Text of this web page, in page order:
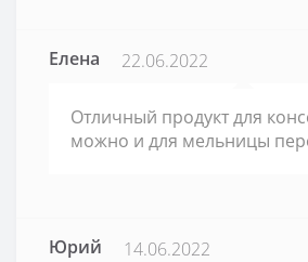
Елена 22.06.2022
Отличный продукт для
можно и для мельницы
Юрий 14.06.2022